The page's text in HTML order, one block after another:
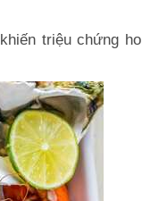
triệu chứng ho